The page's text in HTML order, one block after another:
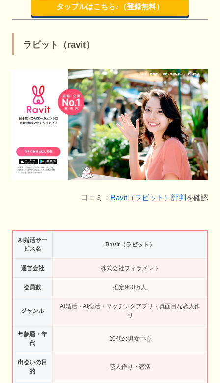
タップルはこちら♪（登録無料）
ラビット（ravit）
口コミ： Ravit（ラビット）評判 を確認
AI婚活サー
ビス名
Ravit（ラビット）
運営会社 株式会社フィラメント
会員数 推定900万人
ジャンル
AI婚活・AI恋活・マッチングアプリ・真面目な恋人作
り
年齢層・年
代
20代の男女中心
出会いの目
的
恋人作り・恋活